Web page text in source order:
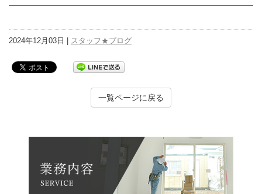
2024年12月03日 | スタッフ★ブログ
一覧ページに戻る